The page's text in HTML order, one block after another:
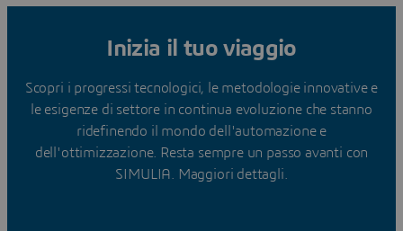
Inizia il tuo viaggio
Scopri i progressi tecnologici, le metodologie innovative e
le esigenze di settore in continua evoluzione che stanno
ridefinendo il mondo dell'automazione e
dell'ottimizzazione. Resta sempre un passo avanti con
SIMULIA. Maggiori dettagli.